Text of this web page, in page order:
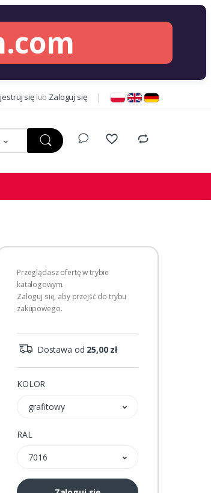
się lub Zaloguj się
Przeglądasz ofertę w trybie
katalogowym.
Zaloguj się, aby przejść do trybu
zakupowego.
Dostawa od 25,00 zł
KOLOR
grafitowy
RAL
7016